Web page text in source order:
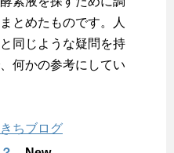
とめたものです。人
同じような疑問を持
何かの参考にしてい
ちブログ